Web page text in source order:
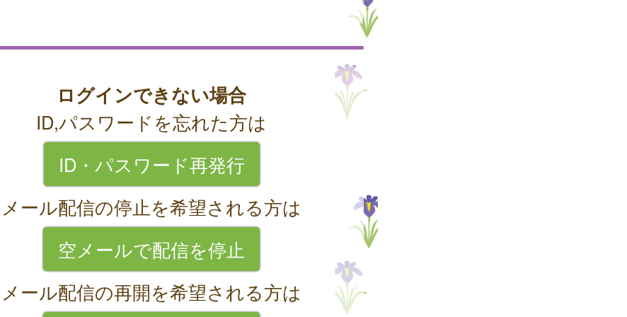
ログインできない場合
ID,パスワードを忘れた方は
ID・パスワード再発行
メール配信の停止を希望される方は
空メールで配信を停止
メール配信の再開を希望される方は